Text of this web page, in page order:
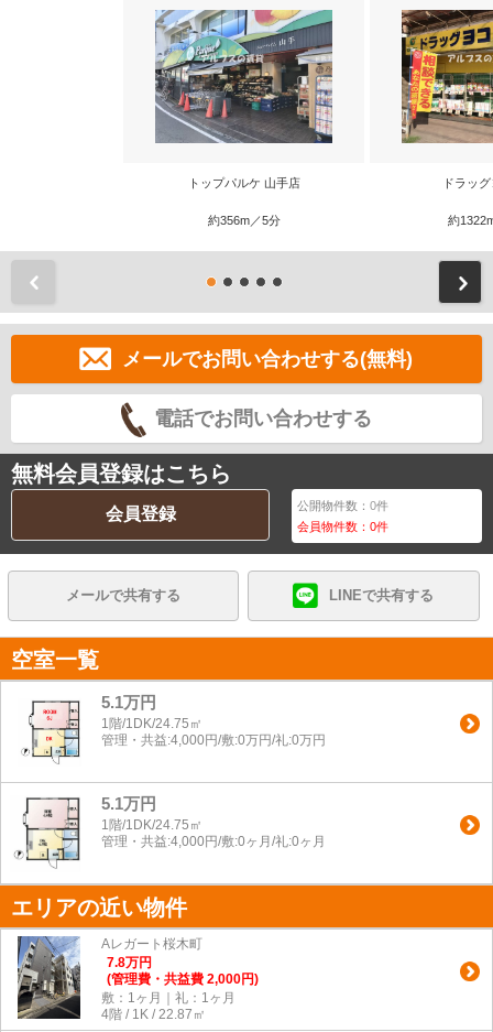
トップパルケ 山手店
約356m／5分
ドラッ
約
メールでお問い合わせする(無料)
電話でお問い合わせする
無料会員登録はこちら
会員登録 公開物件数：0件
会員物件数：0件
メールで共有する LINEで共有する
空室一覧
5.1万円
1階/1DK/24.75㎡
管理・共益:4,000円/敷:0万円/礼:0万円
5.1万円
1階/1DK/24.75㎡
管理・共益:4,000円/敷:0ヶ月/礼:0ヶ月
エリアの近い物件
Aレガート桜木町
7.8万円
(管理費・共益費 2,000円)
敷：1ヶ月｜礼：1ヶ月
4階 / 1K / 22.87㎡